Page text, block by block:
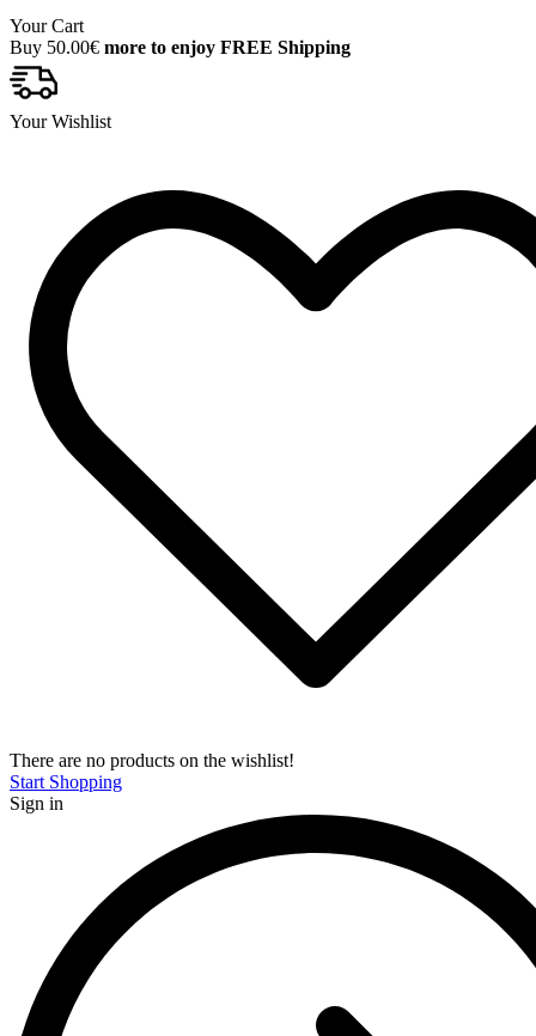
Your Cart
Buy 50.00€ more to enjoy FREE Shipping
Your Wishlist
There are no products on the wishlist!
Start Shopping
Sign in